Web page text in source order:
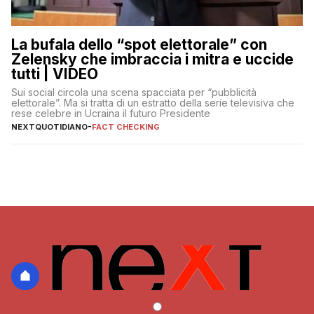
La bufala dello “spot elettorale” con
Zelensky che imbraccia i mitra e uccide
tutti | VIDEO
Sui social circola una scena spacciata per “pubblicità
elettorale”. Ma si tratta di un estratto della serie televisiva che
rese celebre in Ucraina il futuro Presidente
NEXTQUOTIDIANO-FACT CHECKING